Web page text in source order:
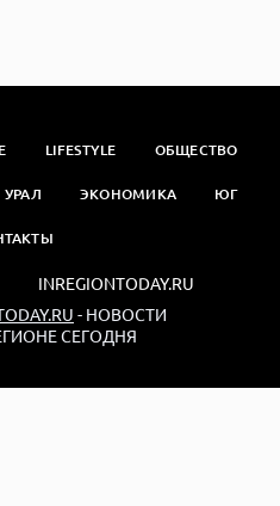
LIFESTYLE ОБЩЕСТВО
УРАЛ ЭКОНОМИКА ЮГ
- НОВОСТИ
СЕГОДНЯ